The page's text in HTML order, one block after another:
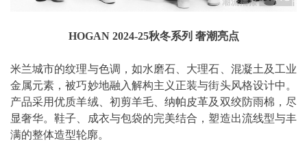
HOGAN 2024-25秋冬系列 奢潮亮点
米兰城市的纹理与色调，如水磨石、大理石、混凝土及工业
金属元素，被巧妙地融入解构主义正装与街头风格设计中。
产品采用优质羊绒、初剪羊毛、纳帕皮革及双绞防雨棉，尽
显奢华。鞋子、成衣与包袋的完美结合，塑造出流线型与丰
满的整体造型轮廓。